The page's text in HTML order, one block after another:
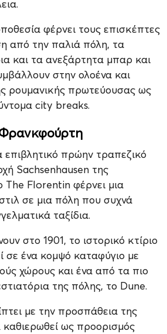
φέρνει τους επισκέπτες
από την παλιά πόλη, τα
και τα ανεξάρτητα μπαρ και
στην ολοένα και
ρουμανικής πρωτεύουσας ως
city breaks.
επιβλητικό πρώην τραπεζικό
Sachsenhausen της
Florentin φέρνει μια
σε μια πόλη που συχνά
ταξίδια.
στο 1901, το ιστορικό κτίριο
σε ένα κομψό καταφύγιο με
χώρους και ένα από τα πιο
της πόλης, το Dune.
με την προσπάθεια της
ως προορισμός